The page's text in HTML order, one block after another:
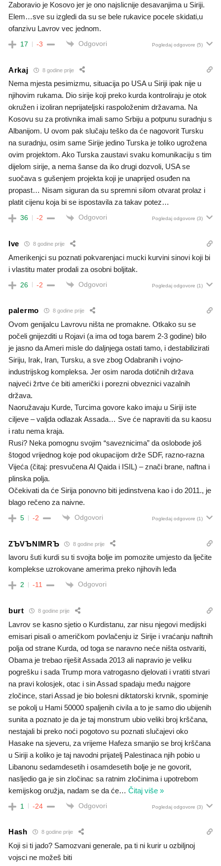
Zaboravio je Kosovo jer je ono najslicnije desavanjima u Siriji.
Elem…sve su izgledi da su se bele rukavice pocele skidati,u
ofanzivu Lavrov vec jednom.
17 -3 Odgovori Pogledaj odgovore (5)
Arkaj 8 godine prije
Nema mjesta pesimizmu, situacija po USA u Siriji ipak nije u
njihovim rukama. Dio sirije koji preko kurda kontroliraju je otok
okružen i izoliran neprijateljski raspoloženim državama. Na
Kosovu su za protivnika imali samo Srbiju a potpunu suradnju s
Albanijom. U ovom pak slučaju teško da će nagovorit Tursku
na suradnju, osim same Sirije jedino Turska je toliko ugrožena
ovim projektom. Ako Turska zaustavi svaku komunikaciju s tim
dijelom sirije, a nema šanse da iko drugi dozvoli, USA se
suočava s gušenjem projekta koji je unaprijed osuđen na
propast… Nisam siguran da su spremni silom otvarat prolaz i
platit cijenu koja bi se ispostavila za takav potez…
36 -2 Odgovori Pogledaj odgovore (3)
Ive 8 godine prije
Amerikenjci su poznati pokvarenjaci mucki kurvini sinovi koji bi
i vlastitu mater prodali za osobni boljitak.
26 -2 Odgovori Pogledaj odgovore (1)
palermo 8 godine prije
Ovom genijalcu Lavrovu ništa ne promakne. Otkako su se
počeli gnijezditi u Rojavi (a ima od toga barem 2-3 godine) bilo
je jasno da Ameri misle do daljnjega ostati tamo, i destabilizirati
Siriju, Irak, Iran, Tursku, a sve zbog Odabranih i vojno-
industrijskog kompleksa. Jer osim naroda dotičnih država
najveći žrtve će biti američki i porezni obveznici vazalnih
država.
Naoružavaju Kurde, Turcima govore kako imaju u Siriji iste
ciljeve – valjda odlazak Assada… Sve će napraviti da su kaosu
i ratu nema kraja.
Rusi? Neka pomognu svojim “saveznicima” da oslobode još
štogod vrijednog koje pod okupacijom drže SDF, razno-razna
Vijeća (čitaj: presvučena Al Qaida i ISIL) – znači brane, naftna i
plinska polja.
Očekivati da će Sirija ponovno biti jedinstvena kao i do 2011., je
blago rečeno za naivne.
5 -2 Odgovori Pogledaj odgovore (1)
ZЪVЪNIMRЪ 8 godine prije
lavoru šuti kurdi su ti svojta bolje im pomozite umjesto da lječite
komplekse uzrokovane amerima preko njihovih leđa
2 -11 Odgovori
burt 8 godine prije
Lavrov se kasno sjetio o Kurdistanu, zar nisu njegovi medijski
emisari pisali o američkom povlačenju iz Sirije i vraćanju naftnih
polja od strane Kurda, od toga se naravno neće ništa ostvariti,
Obama je trebao riješit Assada 2013 ali napravio je veliku
pogrešku i sada Trump mora vatrogasno djelovati i vratiti stvari
na pravi kolosjek, otac i sin Assad spadaju među najgore
zločince, stari Assad je bio bolesni diktatorski krvnik, spominje
se pokolj u Hami 50000 spaljenih civila a to je samo dio ubijenih
sunita a poznato je da je taj monstrum ubio veliki broj krščana,
nestajali bi preko noći pogotovo su poznati slučajevi oko
Hasake na sjeveru, za vrijeme Hafeza smanjio se broj krščana
u Siriji a koliko je taj navodni prijatelj Palestinaca njih pobio u
Libanonu sedamdesetih i osamdesetih bolje je ne govorit,
nasljedio ga je sin zločinac sa ratnim zločinima i upotrebom
kemijskog oružja, nadam se da će… Čitaj više »
1 -24 Odgovori Pogledaj odgovore (3)
Hash 8 godine prije
Koji si ti jado? Samozvani generale, pa ti ni kurir u ozbiljnoj
vojsci ne možeš biti